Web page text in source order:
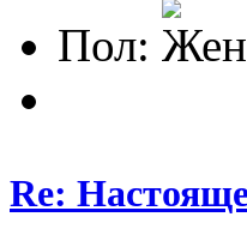
Пол:
Re: